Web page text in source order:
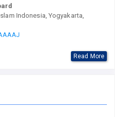
Indonesia, Yogyakarta,
Read More